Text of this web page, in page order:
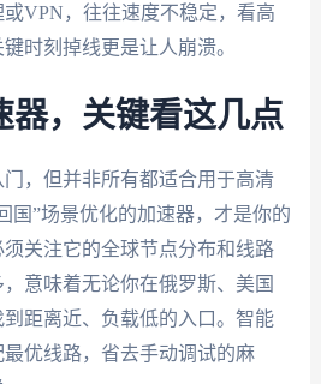
VPN，往往速度不稳定，看高
时刻掉线更是让人崩溃。
器，关键看这几点
，但并非所有都适合用于高清
国”场景优化的加速器，才是你的
关注它的全球节点分布和线路
意味着无论你在俄罗斯、美国
距离近、负载低的入口。智能
优线路，省去手动调试的麻